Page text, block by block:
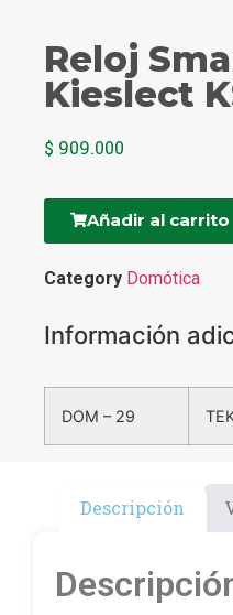
Reloj
Kieslect
$ 909.000
Añadir al carrito
Category Domótica
Información
DOM – 29
Descripción